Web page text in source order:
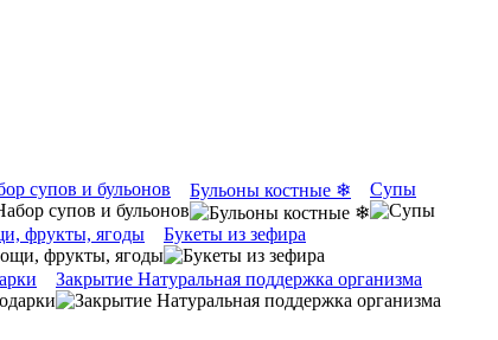
супов и бульонов Бульоны костные ❄ Супы
фрукты, ягоды Букеты из зефира
Закрытие Натуральная поддержка организма